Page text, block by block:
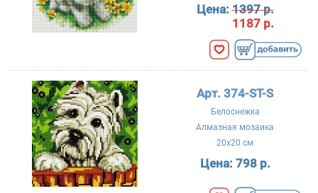
Цена:1397 р.
1187 р.
Арт. 374-ST-S
Белоснежка
Алмазная мозаика
20x20 см
Цена: 798 р.